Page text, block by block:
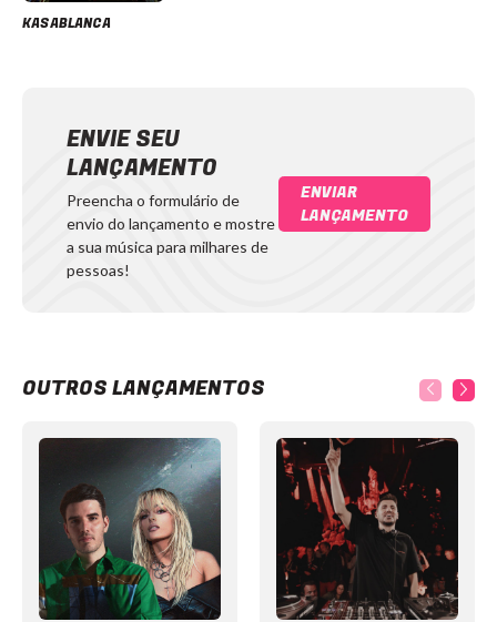
KASABLANCA
ENVIE SEU
LANÇAMENTO
Preencha o formulário de
envio do lançamento e mostre
a sua música para milhares de
pessoas!
ENVIAR
LANÇAMENTO
OUTROS LANÇAMENTOS